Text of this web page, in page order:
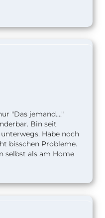
"Das jemand...."
Bin seit
Habe noch
bisschen Probleme.
selbst als am Home